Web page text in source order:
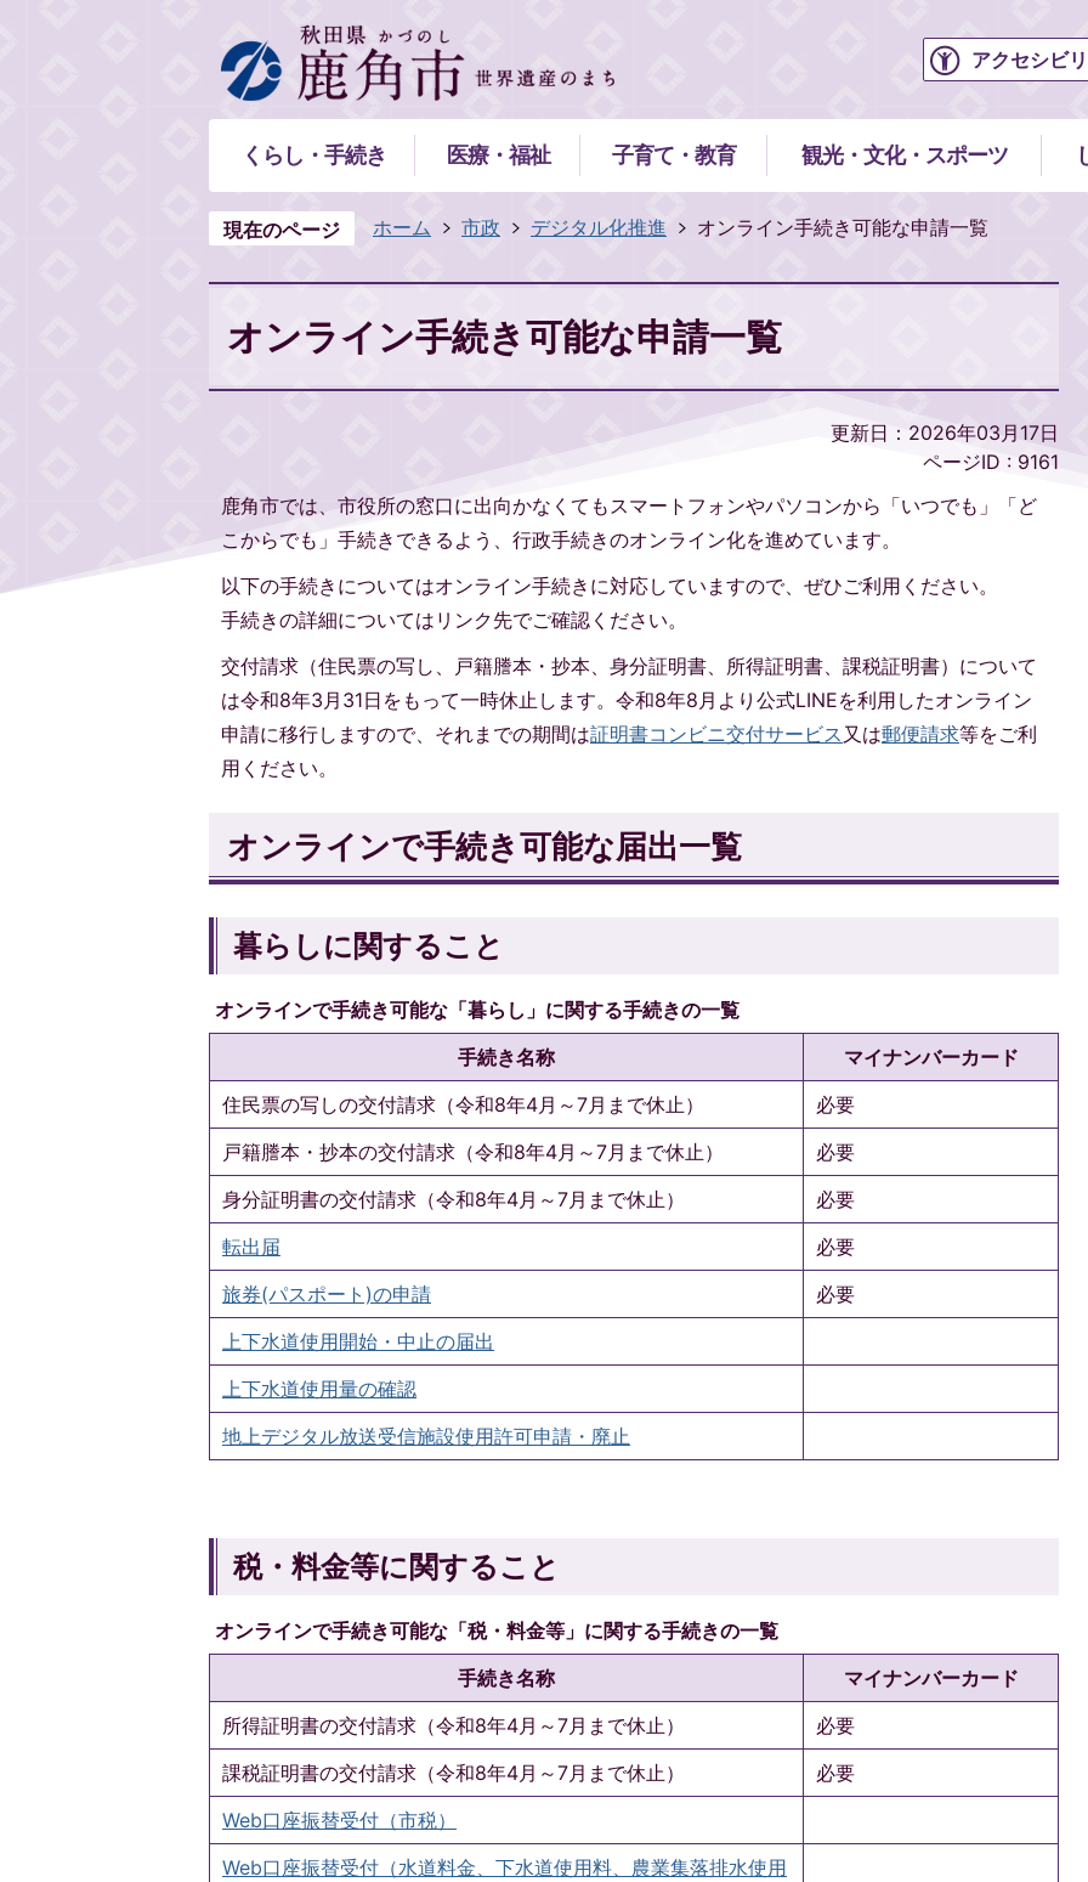
アクセシビ
くらし・手続き 医療・福祉 子育て・教育 観光・文化・スポーツ
現在のページ ホーム 市政 デジタル化推進 オンライン手続き可能な申請一覧
オンライン手続き可能な申請一覧
更新日：2026年03月17日
ページID : 9161
鹿角市では、市役所の窓口に出向かなくてもスマートフォンやパソコンから「いつでも」「ど
こからでも」手続きできるよう、行政手続きのオンライン化を進めています。
以下の手続きについてはオンライン手続きに対応していますので、ぜひご利用ください。
手続きの詳細についてはリンク先でご確認ください。
交付請求（住民票の写し、戸籍謄本・抄本、身分証明書、所得証明書、課税証明書）について
は令和8年3月31日をもって一時休止します。令和8年8月より公式LINEを利用したオンライン
申請に移行しますので、それまでの期間は証明書コンビニ交付サービス 又は郵便請求等をご利
用ください。
オンラインで手続き可能な届出一覧
暮らしに関すること
オンラインで手続き可能な「暮らし」に関する手続きの一覧
手続き名称
マイナンバーカード
住民票の写しの交付請求（令和8年4月～7月まで休止）
必要
戸籍謄本・抄本の交付請求（令和8年4月～7月まで休止）
必要
身分証明書の交付請求（令和8年4月～7月まで休止）
必要
転出届
必要
旅券(パスポート)の申請
必要
上下水道使用開始・中止の届出
上下水道使用量の確認
地上デジタル放送受信施設使用許可申請・廃止
税・料金等に関すること
オンラインで手続き可能な「税・料金等」に関する手続きの一覧
手続き名称
マイナンバーカード
所得証明書の交付請求（令和8年4月～7月まで休止）
必要
課税証明書の交付請求（令和8年4月～7月まで休止）
必要
Web口座振替受付（市税）
Web口座振替受付（水道料金、下水道使用料、農業集落排水使用